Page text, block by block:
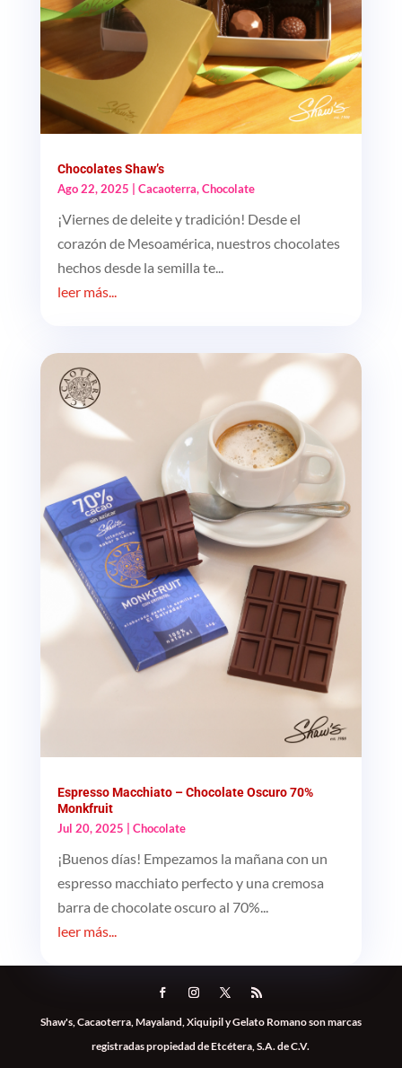
Chocolates Shaw’s
Ago 22, 2025
Cacaoterra,Chocolate
¡Viernes de deleite y tradición! Desde el
corazón de Mesoamérica, nuestros chocolates
hechos desde la semilla te...
leer más...
Espresso Macchiato – Chocolate Oscuro 70%
Monkfruit
Jul 20, 2025 | Chocolate
¡Buenos días! Empezamos la mañana con un
espresso macchiato perfecto y una cremosa
barra de chocolate oscuro al 70%...
leer más...
Shaw's, Cacaoterra, Mayaland, Xiquipil y Gelato Romano son marcas
registradas propiedad de Etcétera, S.A. de C.V.